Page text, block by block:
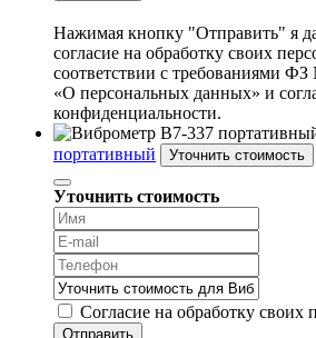
Нажимая кнопку "Отправить" я
согласие на обработку своих
соответствии с требованиями
«О персональных данных» и
конфиденциальности.
портативный
Уточнить стоимость
Уточнить стоимость
Согласие на обработку своих
Отправить